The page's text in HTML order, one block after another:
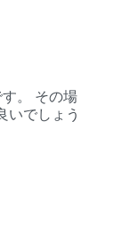
。 その場
いでしょう